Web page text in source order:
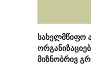
სახელმწიფო
მიზნობრივ